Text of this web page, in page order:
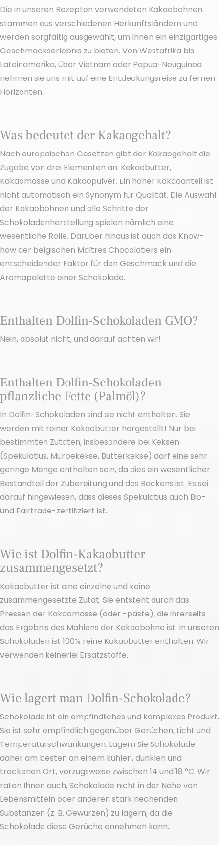
Die in unseren Rezepten verwendeten Kakaobohnen
stammen aus verschiedenen Herkunftsländern und
werden sorgfältig ausgewählt, um Ihnen ein einzigartiges
Geschmackserlebnis zu bieten. Von Westafrika bis
Lateinamerika, über Vietnam oder Papua-Neuguinea
nehmen sie uns mit auf eine Entdeckungsreise zu fernen
Horizonten.
Was bedeutet der Kakaogehalt?
Nach europäischen Gesetzen gibt der Kakaogehalt die
Zugabe von drei Elementen an: Kakaobutter,
Kakaomasse und Kakaopulver. Ein hoher Kakaoanteil ist
nicht automatisch ein Synonym für Qualität. Die Auswahl
der Kakaobohnen und alle Schritte der
Schokoladenherstellung spielen nämlich eine
wesentliche Rolle. Darüber hinaus ist auch das Know-
how der belgischen Maîtres Chocolatiers ein
entscheidender Faktor für den Geschmack und die
Aromapalette einer Schokolade.
Enthalten Dolfin-Schokoladen GMO?
Nein, absolut nicht, und darauf achten wir!
Enthalten Dolfin-Schokoladen
pflanzliche Fette (Palmöl)?
In Dolfin-Schokoladen sind sie nicht enthalten. Sie
werden mit reiner Kakaobutter hergestellt! Nur bei
bestimmten Zutaten, insbesondere bei Keksen
(Spekulatius, Mürbekekse, Butterkekse) darf eine sehr
geringe Menge enthalten sein, da dies ein wesentlicher
Bestandteil der Zubereitung und des Backens ist. Es sei
darauf hingewiesen, dass dieses Spekulatius auch Bio-
und Fairtrade-zertifiziert ist.
Wie ist Dolfin-Kakaobutter
zusammengesetzt?
Kakaobutter ist eine einzelne und keine
zusammengesetzte Zutat. Sie entsteht durch das
Pressen der Kakaomasse (oder -paste), die ihrerseits
das Ergebnis des Mahlens der Kakaobohne ist. In unseren
Schokoladen ist 100% reine Kakaobutter enthalten. Wir
verwenden keinerlei Ersatzstoffe.
Wie lagert man Dolfin-Schokolade?
Schokolade ist ein empfindliches und komplexes Produkt.
Sie ist sehr empfindlich gegenüber Gerüchen, Licht und
Temperaturschwankungen. Lagern Sie Schokolade
daher am besten an einem kühlen, dunklen und
trockenen Ort, vorzugsweise zwischen 14 und 18 °C. Wir
raten Ihnen auch, Schokolade nicht in der Nähe von
Lebensmitteln oder anderen stark riechenden
Substanzen (z. B. Gewürzen) zu lagern, da die
Schokolade diese Gerüche annehmen kann.